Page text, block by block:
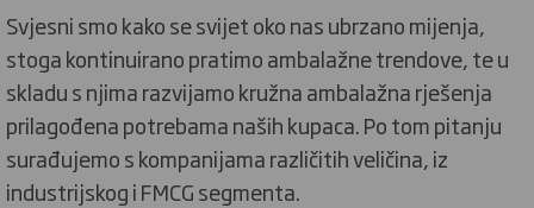
Svjesni smo kako se svijet oko nas ubrzano mijenja,
stoga kontinuirano pratimo ambalažne trendove, te u
skladu s njima razvijamo kružna ambalažna rješenja
prilagođena potrebama naših kupaca. Po tom pitanju
surađujemo s kompanijama različitih veličina, iz
industrijskog i FMCG segmenta.